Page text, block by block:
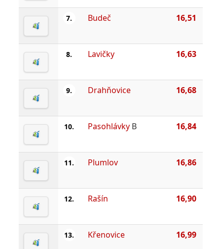
7. Budeč 16,51
8. Lavičky 16,63
9. Drahňovice 16,68
10. PasohlávkyB 16,84
11. Plumlov 16,86
12. Rašín 16,90
13. Křenovice 16,99